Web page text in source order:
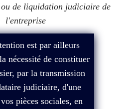
ou de liquidation judiciaire de
l'entreprise
est par ailleurs
nécessité de constituer
par la transmission
judiciaire, d'une
pièces sociales, en